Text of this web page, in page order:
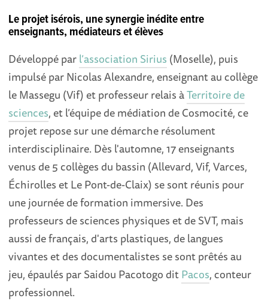
Le projet isérois, une synergie inédite entre
enseignants, médiateurs et élèves
Développé parl’association Sirius (Moselle), puis
impulsé par Nicolas Alexandre, enseignant au collège
le Massegu (Vif) et professeur relais àTerritoire de
sciences, et l’équipe de médiation de Cosmocité, ce
projet repose sur une démarche résolument
interdisciplinaire. Dès l'automne, 17 enseignants
venus de 5 collèges du bassin (Allevard, Vif, Varces,
Échirolles et Le Pont-de-Claix) se sont réunis pour
une journée de formation immersive. Des
professeurs de sciences physiques et de SVT, mais
aussi de français, d'arts plastiques, de langues
vivantes et des documentalistes se sont prêtés au
jeu, épaulés par Saidou Pacotogo ditPacos, conteur
professionnel.